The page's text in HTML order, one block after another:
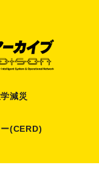
減災
(CERD)